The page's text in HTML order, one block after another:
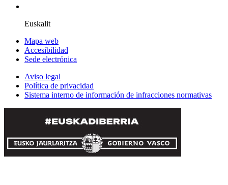
Euskalit
Mapa web
Accesibilidad
Sede electrónica
Aviso legal
Política de privacidad
Sistema interno de información de infracciones normativas